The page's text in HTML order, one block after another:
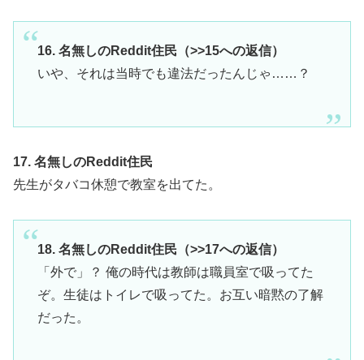
16. 名無しのReddit住民（>>15への返信）
いや、それは当時でも違法だったんじゃ……？
17. 名無しのReddit住民
先生がタバコ休憩で教室を出てた。
18. 名無しのReddit住民（>>17への返信）
「外で」？ 俺の時代は教師は職員室で吸ってた
ぞ。生徒はトイレで吸ってた。お互い暗黙の了解
だった。